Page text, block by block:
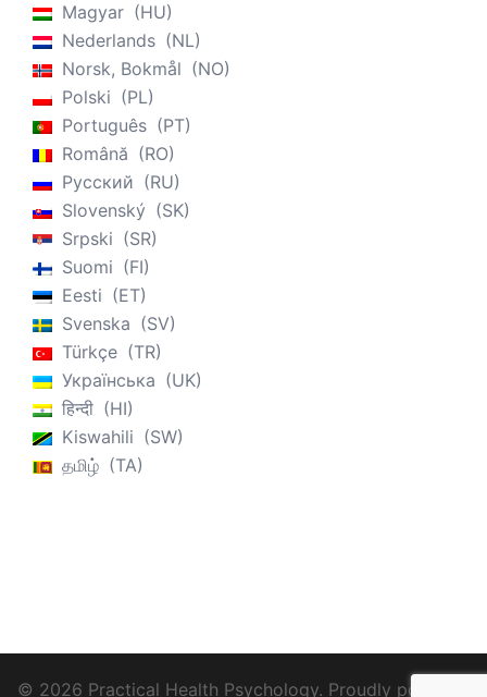
Magyar
HU
Nederlands
NL
Norsk, Bokmål
NO
Polski
PL
Português
PT
Română
RO
Русский
RU
Slovenský
SK
Srpski
SR
Suomi
FI
Eesti
ET
Svenska
SV
Türkçe
TR
Українська
UK
हिन्दी
HI
Kiswahili
SW
தமிழ்
TA
© 2026 Practical Health Psychology. Proudly powered